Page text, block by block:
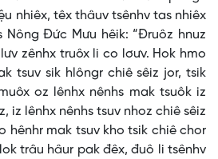
nhiêx, têx thâuv tsênhv tas nhiêx
Nông Đức Mưu hêik: “Đruôz hnuz
zênhx truôx li co lơưv. Hok hmo
tsuv sik hlôngr chiê sêiz jor, tsik
oz lênhx nênhs mak tsuôk iz
iz lênhx nênhs tsuv nhoz chiê sêiz
hênhr mak tsuv kho tsik chiê chor
trâu hâur pak đêx, đuô li tsênhv